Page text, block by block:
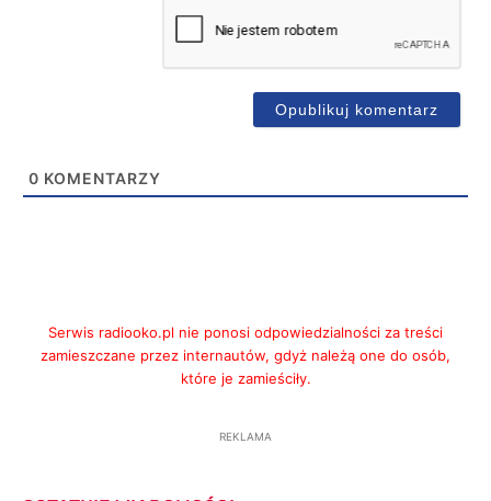
0 KOMENTARZY
Serwis radiooko.pl nie ponosi odpowiedzialności za treści
zamieszczane przez internautów, gdyż należą one do osób,
które je zamieściły.
REKLAMA